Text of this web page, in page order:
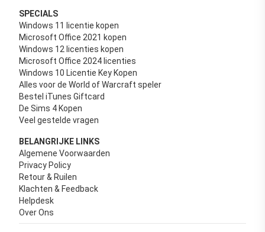
SPECIALS
Windows 11 licentie kopen
Microsoft Office 2021 kopen
Windows 12 licenties kopen
Microsoft Office 2024 licenties
Windows 10 Licentie Key Kopen
Alles voor de World of Warcraft speler
Bestel iTunes Giftcard
De Sims 4 Kopen
Veel gestelde vragen
BELANGRIJKE LINKS
Algemene Voorwaarden
Privacy Policy
Retour & Ruilen
Klachten & Feedback
Helpdesk
Over Ons